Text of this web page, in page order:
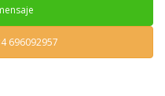
696092957